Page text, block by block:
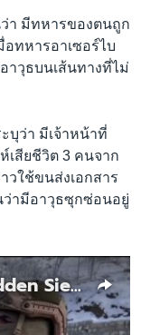
า มีทหารของตนถูก
อทหารอาเซอร์ไบ
าวุธบนเส้นทางที่ไม่
บุว่า มีเจ้าหน้าที่
เสียชีวิต 3 คนจาก
ใช้ขนส่งเอกสาร
ว่ามีอาวุธซุกซ่อนอยู่
Armenians Trapped by Hidden Siege of Nagorno-Karabakh